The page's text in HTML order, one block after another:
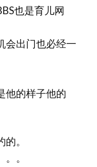
也是育儿网
会出门也必经一
他的样子他的
。
。